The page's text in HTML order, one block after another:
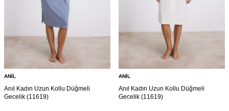
ANIL
Anıl Kadın Uzun Kollu Düğmeli
Gecelik (11619)
ANIL
Anıl Kadın Uzun Kollu Düğmeli
Gecelik (11619)